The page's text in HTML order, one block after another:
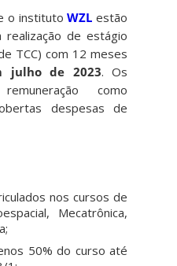
o institutoWZL estão
realização de estágio
TCC) com 12 meses
julho de 2023. Os
como
despesas de
nos cursos de
Mecatrônica,
50% do curso até